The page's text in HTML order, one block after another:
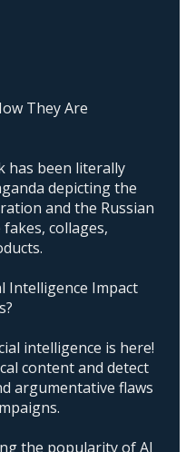
They Are
has been literally
depicting the
and the Russian
collages,
Intelligence Impact
intelligence is here!
content and detect
argumentative flaws
the popularity of AI